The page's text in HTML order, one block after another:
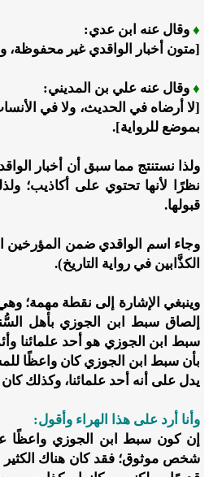
♦ وقال عنه ابن عدي:
[متون أخبار الواقدي غير
♦ وقال عنه علي بن المديني:
[لا أرضاه في الحديث، ولا في
بموضع للرواية].
ولذا نستنتج مما سبق أن أخبار
نظرًا لأنها تحتوي على أكاذيب؛
قبولها.
وجاء اسم الواقدي ضمن المؤرخين
الكذَّابين في رواية التاريخ).
وينبغي الإشارة إلى نقطة مهمة؛
إلصاق سبط ابن الجوزي بأهل
سبط ابن الجوزي هو أحد علمائنا
بأن سبط ابن الجوزي كان واعظًا
يدل على أنه أحد علمائنا، وكذلك كان
وأنا أرد على هذا الهراء وأقول:
إن كون سبط ابن الجوزي واعظًا
شخص موثوق؛ فقد كان هناك